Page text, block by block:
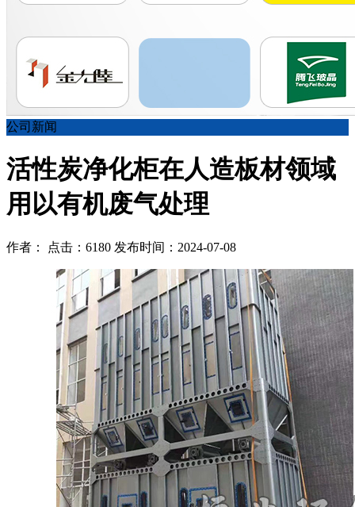
公司新闻
活性炭净化柜在人造板材领域
用以有机废气处理
作者： 点击：6180 发布时间：2024-07-08